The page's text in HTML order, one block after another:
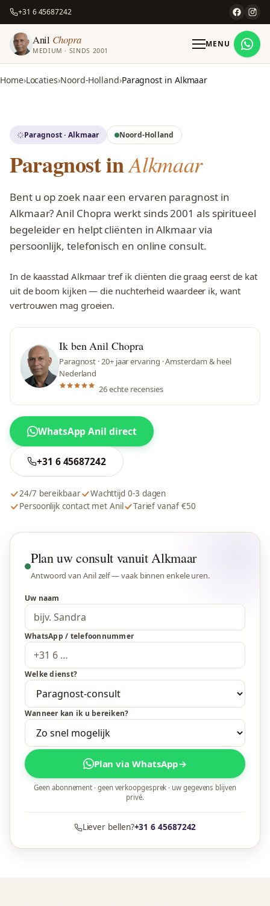
+31 6 45687242
Anil Chopra
MEDIUM · SINDS 2001
MENU
Home Locaties Noord-Holland Paragnost in Alkmaar
Paragnost · Alkmaar Noord-Holland
Paragnost inAlkmaar
Bent u op zoek naar een ervaren paragnost in
Alkmaar? Anil Chopra werkt sinds 2001 als spiritueel
begeleider en helpt cliënten in Alkmaar via
persoonlijk, telefonisch en online consult.
In de kaasstad Alkmaar tref ik cliënten die graag eerst de kat
uit de boom kijken — die nuchterheid waardeer ik, want
vertrouwen mag groeien.
Ik ben Anil Chopra
Paragnost · 20+ jaar ervaring · Amsterdam & heel
Nederland
26 echte recensies
WhatsApp Anil direct
+31 6 45687242
24/7 bereikbaar
Wachttijd 0-3 dagen
Persoonlijk contact met Anil
Tarief vanaf €50
Plan uw consult vanuit Alkmaar
Antwoord van Anil zelf — vaak binnen enkele uren.
Uw naam
WhatsApp / telefoonnummer
Welke dienst?
Wanneer kan ik u bereiken?
Plan via WhatsApp→
Geen abonnement · geen verkoopgesprek · uw gegevens blijven
privé.
Liever bellen?+31 6 45687242